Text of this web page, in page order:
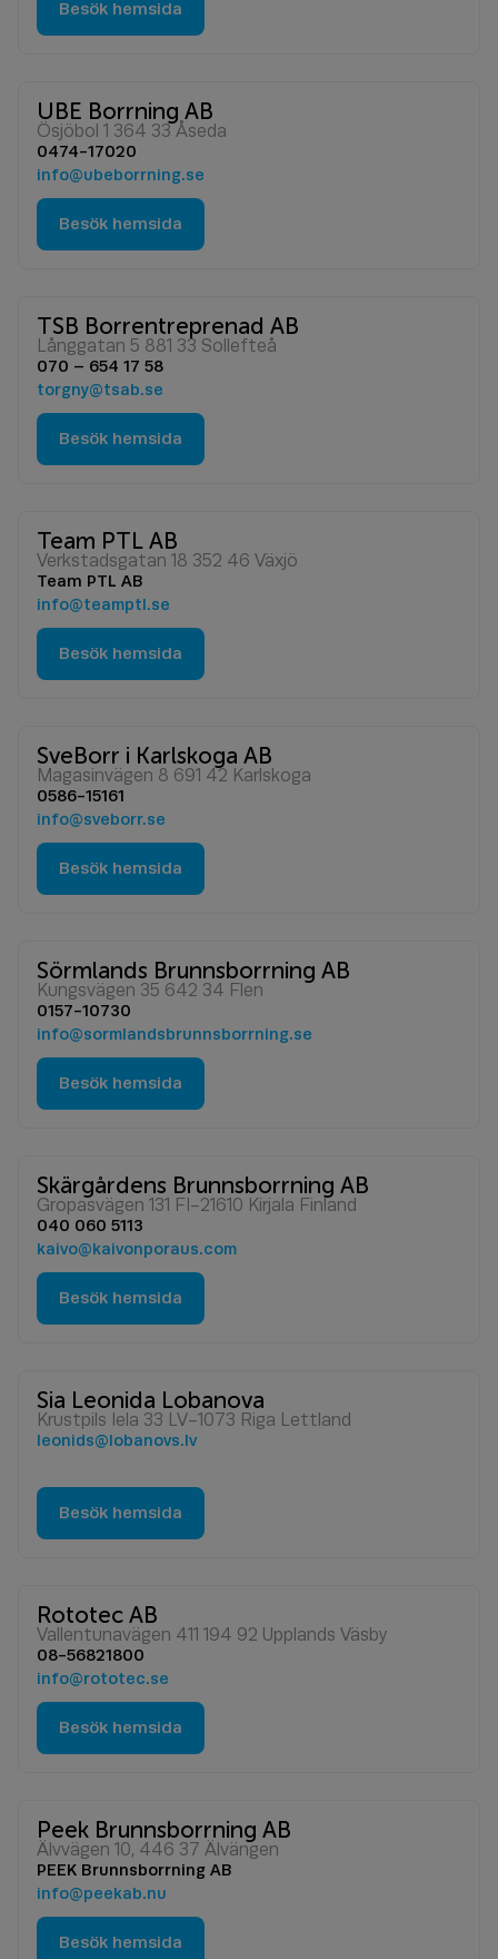
Besök hemsida
UBE Borrning AB
Ösjöbol 1 364 33 Åseda
0474-17020
info@ubeborrning.se
Besök hemsida
TSB Borrentreprenad AB
Långgatan 5 881 33 Sollefteå
070 – 654 17 58
torgny@tsab.se
Besök hemsida
Team PTL AB
Verkstadsgatan 18 352 46 Växjö
Team PTL AB
info@teamptl.se
Besök hemsida
SveBorr i Karlskoga AB
Magasinvägen 8 691 42 Karlskoga
0586-15161
info@sveborr.se
Besök hemsida
Sörmlands Brunnsborrning AB
Kungsvägen 35 642 34 Flen
0157-10730
info@sormlandsbrunnsborrning.se
Besök hemsida
Skärgårdens Brunnsborrning AB
Gropasvägen 131 FI-21610 Kirjala Finland
040 060 5113
kaivo@kaivonporaus.com
Besök hemsida
Sia Leonida Lobanova
Krustpils Iela 33 LV-1073 Riga Lettland
leonids@lobanovs.lv
Besök hemsida
Rototec AB
Vallentunavägen 411 194 92 Upplands Väsby
08-56821800
info@rototec.se
Besök hemsida
Peek Brunnsborrning AB
Älvvägen 10, 446 37 Älvängen
PEEK Brunnsborrning AB
info@peekab.nu
Besök hemsida